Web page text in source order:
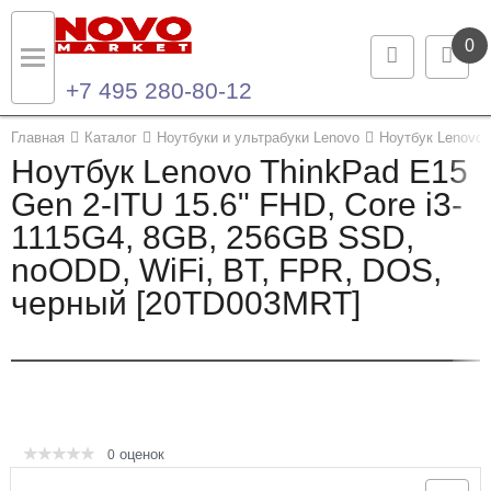
0
+7 495 280-80-12
Главная Каталог Ноутбуки и ультрабуки Lenovo Ноутбук
Ноутбук Lenovo ThinkPad E15
Gen 2-ITU 15.6" FHD, Core i3-
1115G4, 8GB, 256GB SSD,
noODD, WiFi, BT, FPR, DOS,
черный [20TD003MRT]
0 оценок
Назад
Каталог продукции
Ноутбуки и ультрабуки
Компьютеры
Назад
Контакты
Контактная информация